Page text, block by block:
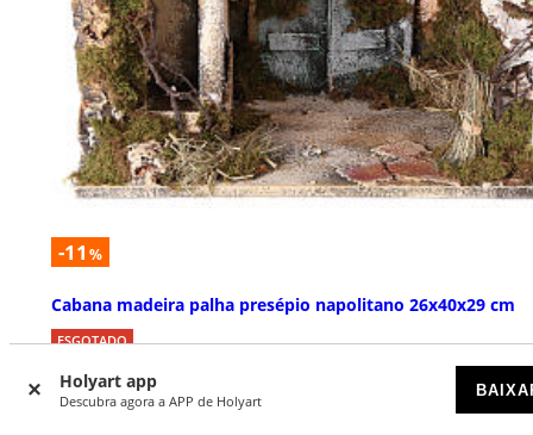
Holyart app
Descubra agora a APP de Holyart
-11 %
Cabana madeira palha presépio napolitano 26x40x29 cm
ESGOTADO
€ 59,90 € 67,00